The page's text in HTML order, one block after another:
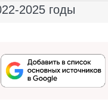
2025 годы